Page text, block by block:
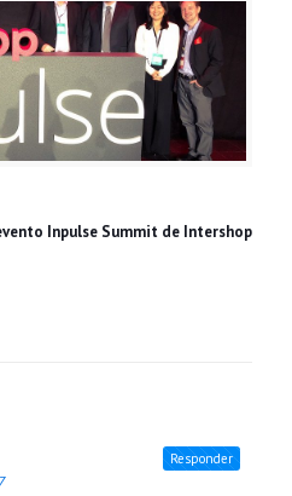
Inpulse Summit de Intershop
Responder